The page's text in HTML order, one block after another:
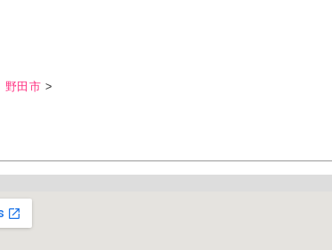
野田市 >